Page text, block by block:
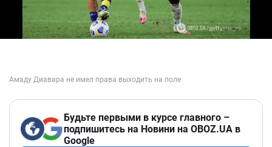
Будьте первыми в курсе главного –
подпишитесь на Новини на OBOZ.UA в
Google